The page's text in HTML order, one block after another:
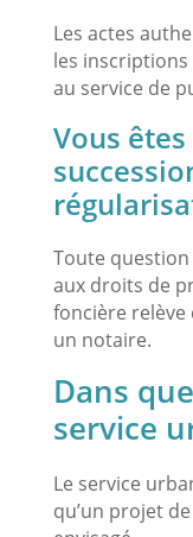
Les actes
les
au service de
Vous
Toute question
aux droits de
foncière relève
un notaire.
Dans
service
Le service
qu’un projet